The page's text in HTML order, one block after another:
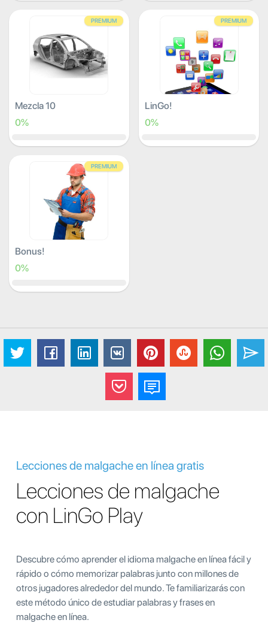
PREMIUM
Mezcla 10
0%
PREMIUM
LinGo!
0%
PREMIUM
Bonus!
0%
Lecciones de malgache en línea gratis
Lecciones de malgache
con LinGo Play
Descubre cómo aprender el idioma malgache en línea fácil y
rápido o cómo memorizar palabras junto con millones de
otros jugadores alrededor del mundo. Te familiarizarás con
este método único de estudiar palabras y frases en
malgache en línea.